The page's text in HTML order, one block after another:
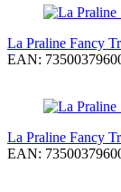
La Praline Fancy
EAN:
La Praline Fancy
EAN: